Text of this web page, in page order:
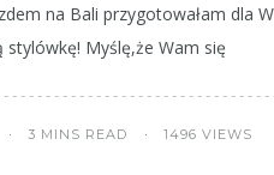
na Bali przygotowałam dla
stylówkę! Myślę,że Wam się
3 MINS READ 1496 VIEWS